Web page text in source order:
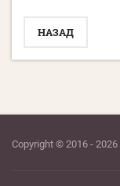
НАЗАД
Copyright © 2016 - 2026